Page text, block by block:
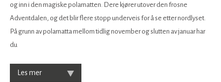
og inn i den magiske polarnatten. Dere kjører utover den frosne
Adventdalen, og det blir flere stopp underveis for å se etter nordlyset.
På grunn av polarnatta mellom tidlig november og slutten av januar har
du
Les mer